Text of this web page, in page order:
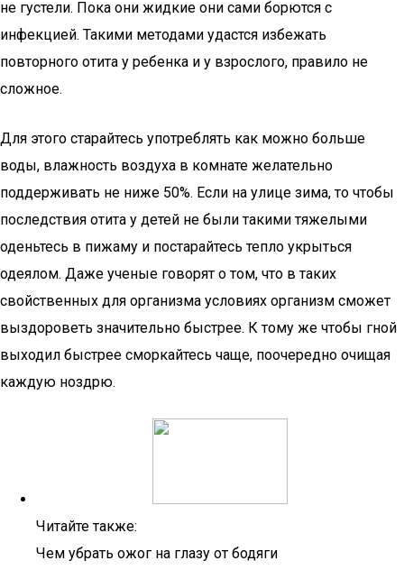
не густели. Пока они жидкие они сами борются с
инфекцией. Такими методами удастся избежать
повторного отита у ребенка и у взрослого, правило не
сложное.
Для этого старайтесь употреблять как можно больше
воды, влажность воздуха в комнате желательно
поддерживать не ниже 50%. Если на улице зима, то чтобы
последствия отита у детей не были такими тяжелыми
оденьтесь в пижаму и постарайтесь тепло укрыться
одеялом. Даже ученые говорят о том, что в таких
свойственных для организма условиях организм сможет
выздороветь значительно быстрее. К тому же чтобы гной
выходил быстрее сморкайтесь чаще, поочередно очищая
каждую ноздрю.
Читайте также:
Чем убрать ожог на глазу от бодяги